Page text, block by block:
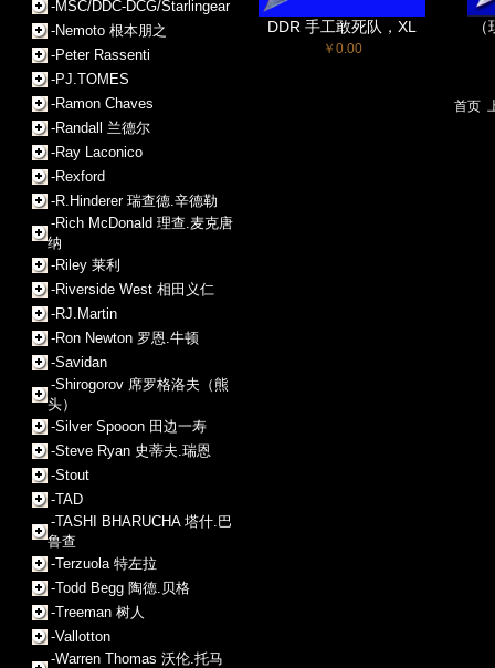
-MSC/DDC-DCG/Starlingear
-Nemoto 根本朋之
-Peter Rassenti
-PJ.TOMES
-Ramon Chaves
-Randall 兰德尔
-Ray Laconico
-Rexford
-R.Hinderer 瑞查德.辛德勒
-Rich McDonald 理查.麦克唐
纳
-Riley 莱利
-Riverside West 相田义仁
-RJ.Martin
-Ron Newton 罗恩.牛顿
-Savidan
-Shirogorov 席罗格洛夫（熊
头）
-Silver Spooon 田边一寿
-Steve Ryan 史蒂夫.瑞恩
-Stout
-TAD
-TASHI BHARUCHA 塔什.巴
鲁查
-Terzuola 特左拉
-Todd Begg 陶德.贝格
-Treeman 树人
-Vallotton
-Warren Thomas 沃伦.托马
DDR 手工敢死队，XL
￥0.00
首页